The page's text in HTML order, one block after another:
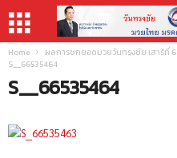
Home
ผลการชกยอดมวยวันทรงชัย เสาร์ที่
S__66535464
S__66535464